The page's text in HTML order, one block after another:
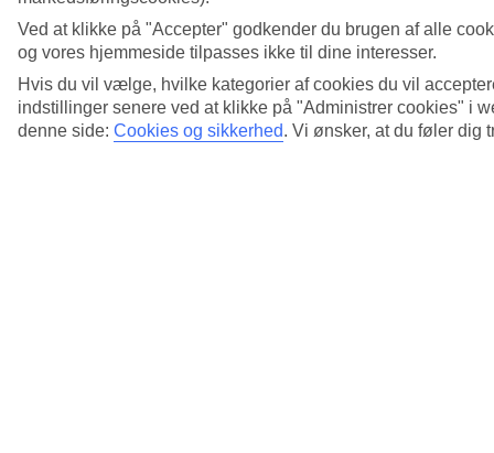
Ved at klikke på "Accepter" godkender du brugen af alle
og vores hjemmeside tilpasses ikke til dine interesser.
Hvis du vil vælge, hvilke kategorier af cookies du vil
indstillinger senere ved at klikke på "Administrer cookies" i
denne side: Cookies og sikkerhed. Vi ønsker, at du føler dig